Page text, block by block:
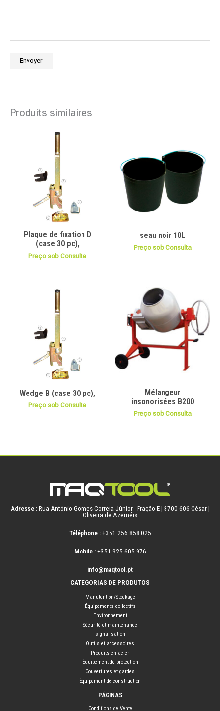
Produits similaires
Plaque de fixation D
(case 30 pc),
Preço sob Consulta
seau noir 10L
Preço sob Consulta
Wedge B (case 30 pc),
Preço sob Consulta
Mélangeur
insonorisées B200
Preço sob Consulta
Adresse :Rua António Gomes Correia Júnior - Fração E | 3700-606 César |
Oliveira de Azeméis
Téléphone :+351 256 858 025
Mobile :+351 925 605 976
info@maqtool.pt
CATEGORIAS DE PRODUTOS
Manutention/Stockage
Équipements collectifs
Environnement
Sécurité et maintenance
signalisation
Outils et accessoires
Produits en acier
Équipement de protection
Couvertures et gardes
Équipement de construction
PÁGINAS
Conditions de Vente